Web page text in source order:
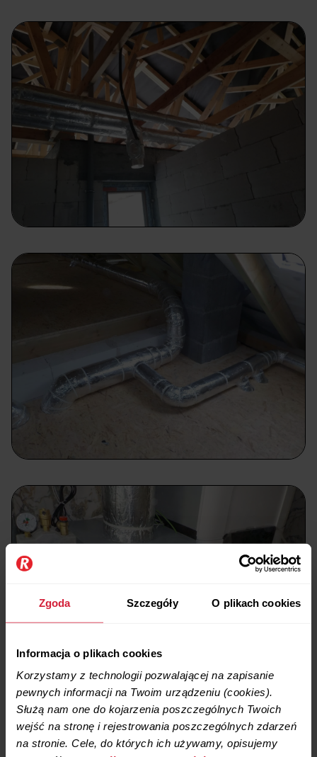
Zgoda Szczegóły O plikach cookies
Informacja o plikach cookies
Korzystamy z technologii pozwalającej na zapisanie
pewnych informacji na Twoim urządzeniu (cookies).
Służą nam one do kojarzenia poszczególnych Twoich
wejść na stronę i rejestrowania poszczególnych zdarzeń
na stronie. Cele, do których ich używamy, opisujemy